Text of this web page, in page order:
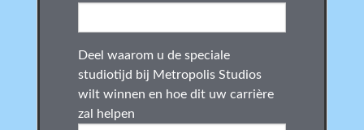
Deel waarom u de speciale
studiotijd bij Metropolis Studios
wilt winnen en hoe dit uw carrière
zal helpen